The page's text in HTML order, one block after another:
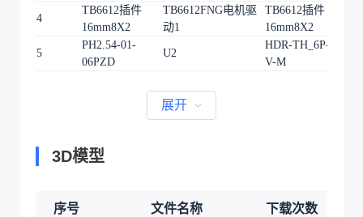
4
TB6612插件
16mm8X2
TB6612FNG电机驱
动1
TB6612插件
16mm8X2
5
PH2.54-01-
06PZD
U2
HDR-TH_6P-P2.54-
V-M
展开
3D模型
序号 文件名称 下载次数